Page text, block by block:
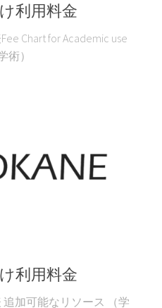
利用料金
Chart for Academic use
術）
利用料金
追加可能なリソース （学